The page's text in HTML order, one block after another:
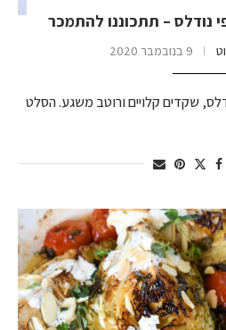
נודלס – תתכוננו להתמכר
9 בנובמבר 2020
שקדים קלויים ורוטב משגע. הסלט